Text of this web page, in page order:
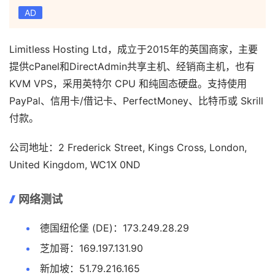
AD
Limitless Hosting Ltd，成立于2015年的英国商家，主要
提供cPanel和DirectAdmin共享主机、经销商主机，也有
KVM VPS，采用英特尔 CPU 和纯固态硬盘。支持使用
PayPal、信用卡/借记卡、PerfectMoney、比特币或 Skrill
付款。
公司地址：2 Frederick Street, Kings Cross, London,
United Kingdom, WC1X 0ND
网络测试
德国纽伦堡 (DE)：173.249.28.29
芝加哥：169.197.131.90
新加坡：51.79.216.165